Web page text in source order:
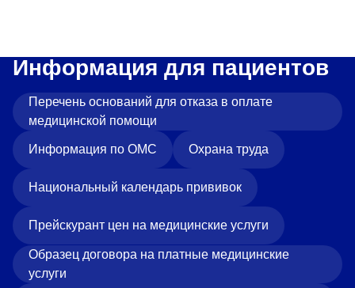
Информация для пациентов
Перечень оснований для отказа в оплате
медицинской помощи
Информация по ОМС Охрана труда
Национальный календарь прививок
Прейскурант цен на медицинские услуги
Образец договора на платные медицинские
услуги